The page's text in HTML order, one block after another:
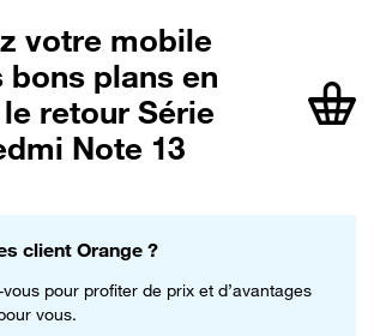
votre mobile
bons plans en
retour Série
Note 13
client Orange ?
pour profiter de prix et d’avantages
vous.